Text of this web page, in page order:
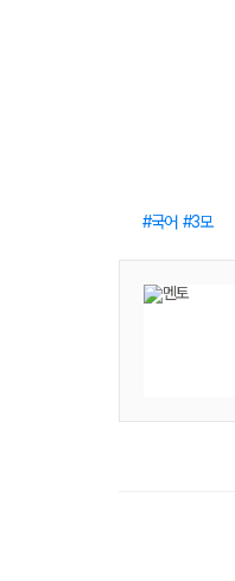
국어 3모